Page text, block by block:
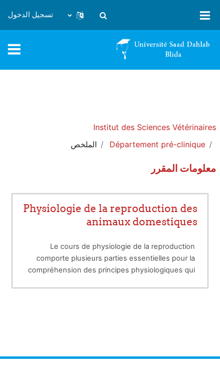
تبديل إدخال البحث
تسجيل الدخول
Institut des Sciences Vétérinaires
Département pré-clinique
الملخص
معلومات المقرر
Physiologie de la reproduction des
animaux domestiques
Le cours de physiologie de la reproduction
comporte plusieurs parties essentielles pour la
compréhension des principes physiologiques qui